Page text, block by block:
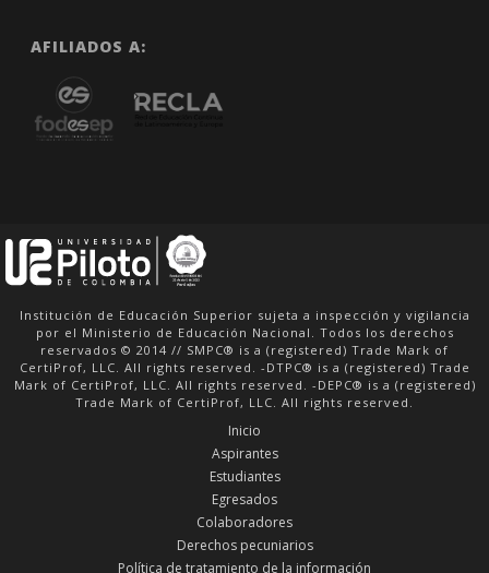
AFILIADOS A:
Institución de Educación Superior sujeta a inspección y vigilancia
por el Ministerio de Educación Nacional. Todos los derechos
reservados © 2014 // SMPC® is a (registered) Trade Mark of
CertiProf, LLC. All rights reserved. -DTPC® is a (registered) Trade
Mark of CertiProf, LLC. All rights reserved. -DEPC® is a (registered)
Trade Mark of CertiProf, LLC. All rights reserved.
Inicio
Aspirantes
Estudiantes
Egresados
Colaboradores
Derechos pecuniarios
Política de tratamiento de la información